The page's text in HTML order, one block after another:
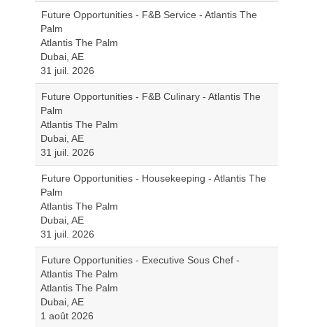
Future Opportunities - F&B Service - Atlantis The
Palm
Atlantis The Palm
Dubai, AE
31 juil. 2026
Future Opportunities - F&B Culinary - Atlantis The
Palm
Atlantis The Palm
Dubai, AE
31 juil. 2026
Future Opportunities - Housekeeping - Atlantis The
Palm
Atlantis The Palm
Dubai, AE
31 juil. 2026
Future Opportunities - Executive Sous Chef -
Atlantis The Palm
Atlantis The Palm
Dubai, AE
1 août 2026